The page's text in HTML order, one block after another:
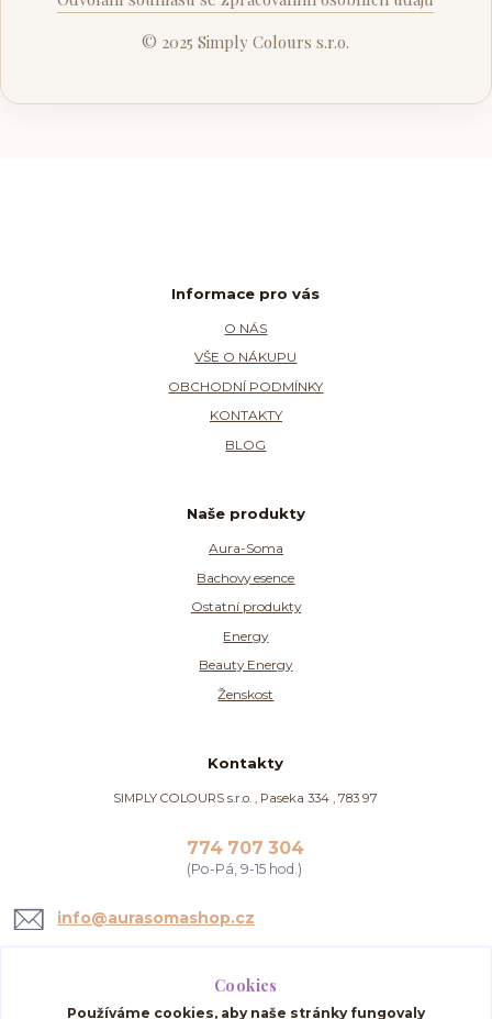
© 2025 Simply Colours s.r.o.
Informace pro vás
O NÁS
VŠE O NÁKUPU
OBCHODNÍ PODMÍNKY
KONTAKTY
BLOG
Naše produkty
Aura-Soma
Bachovy esence
Ostatní produkty
Energy
Beauty Energy
Ženskost
Kontakty
SIMPLY COLOURS s.r.o. , Paseka 334 , 783 97
774 707 304
(Po-Pá, 9-15 hod.)
info@aurasomashop.cz
Cookies
Používáme cookies, aby naše stránky fungovaly